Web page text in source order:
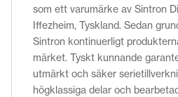
som ett varumärke av Sintron
Iffezheim, Tyskland. Sedan
Sintron kontinuerligt
märket. Tyskt kunnande
utmärkt och säker
högklassiga delar och